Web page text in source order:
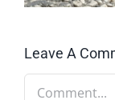
Leave A
Comment